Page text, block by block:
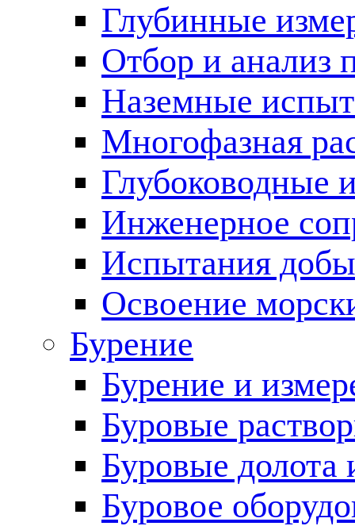
Глубинные
Отбор и анализ
Наземные
Многофазная
Глубоководные
Инженерное
Испытания
Освоение
Бурение
Бурение и
Буровые
Буровые долота
Буровое